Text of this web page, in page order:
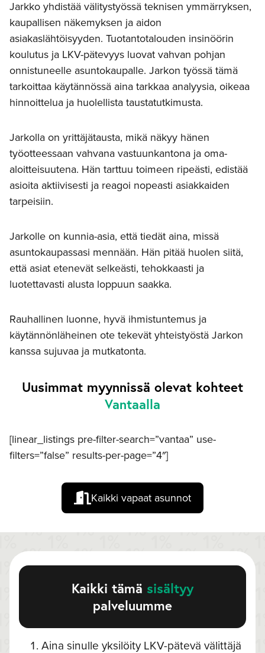
Jarkko yhdistää välitystyössä teknisen ymmärryksen,
kaupallisen näkemyksen ja aidon
asiakaslähtöisyyden. Tuotantotalouden insinöörin
koulutus ja LKV-pätevyys luovat vahvan pohjan
onnistuneelle asuntokaupalle. Jarkon työssä tämä
tarkoittaa käytännössä aina tarkkaa analyysia, oikeaa
hinnoittelua ja huolellista taustatutkimusta.
Jarkolla on yrittäjätausta, mikä näkyy hänen
työotteessaan vahvana vastuunkantona ja oma-
aloitteisuutena. Hän tarttuu toimeen ripeästi, edistää
asioita aktiivisesti ja reagoi nopeasti asiakkaiden
tarpeisiin.
Jarkolle on kunnia-asia, että tiedät aina, missä
asuntokaupassasi mennään. Hän pitää huolen siitä,
että asiat etenevät selkeästi, tehokkaasti ja
luotettavasti alusta loppuun saakka.
Rauhallinen luonne, hyvä ihmistuntemus ja
käytännönläheinen ote tekevät yhteistyöstä Jarkon
kanssa sujuvaa ja mutkatonta.
Uusimmat myynnissä olevat kohteet
Vantaalla
[linear_listings pre-filter-search=”vantaa” use-
filters=”false” results-per-page=”4″]
Kaikki vapaat asunnot
Kaikki tämä sisältyy
palveluumme
Aina sinulle yksilöity LKV-pätevä välittäjä